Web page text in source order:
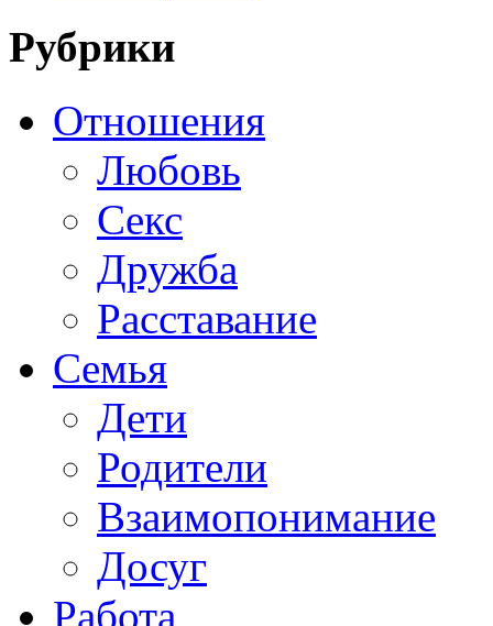
Рубрики
Отношения
Любовь
Секс
Дружба
Расставание
Семья
Дети
Родители
Взаимопонимание
Досуг
Работа